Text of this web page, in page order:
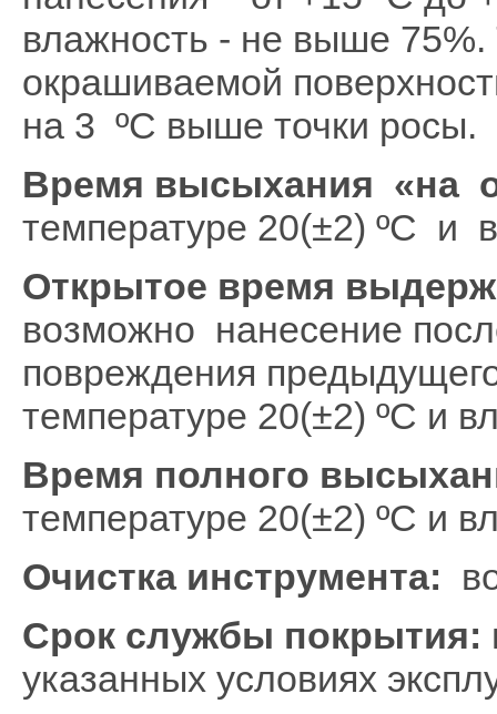
влажность - не выше 75%.
окрашиваемой
на 3 ºС выше точки росы.
Время высыхания «на
температуре 20(±2) ºС и
Открытое время
возможно нанесение
повреждения
температуре 20(±2) ºС и
Время полного
температуре 20(±2) ºС и
Очистка инструмента:
Срок службы покрытия:
указанных условиях